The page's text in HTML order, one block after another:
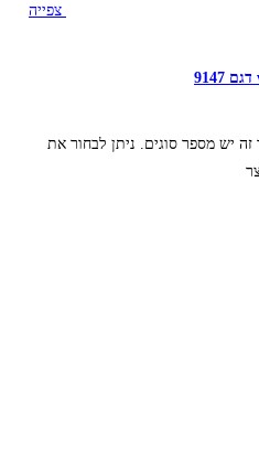
צפייה
זה יש מספר סוגים. ניתן לבחור את